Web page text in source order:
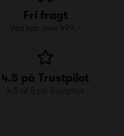
Fri fragt
Ved køb over 499,-
4.5 på Trustpilot
4.5 af 5 på Trustpilot